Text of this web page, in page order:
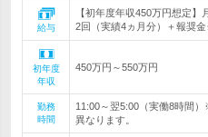
給与
【初年度年収450万円想定
2回（実績4ヵ月分）＋報奨
初年度
年収
450万円～550万円
勤務
時間
11:00～翌5:00（実働8時間
異なります。